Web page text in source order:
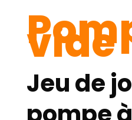
vide
Jeu de